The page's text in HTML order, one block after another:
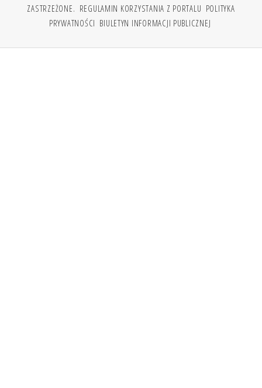
ZASTRZEŻONE. REGULAMIN KORZYSTANIA Z PORTALU POLITYKA
PRYWATNOŚCI BIULETYN INFORMACJI PUBLICZNEJ